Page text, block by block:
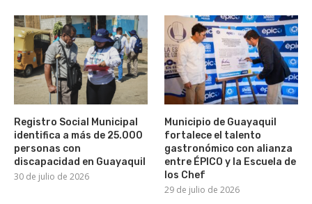
Registro Social Municipal
identifica a más de 25.000
personas con
discapacidad en Guayaquil
30 de julio de 2026
Municipio de Guayaquil
fortalece el talento
gastronómico con alianza
entre ÉPICO y la Escuela de
los Chef
29 de julio de 2026